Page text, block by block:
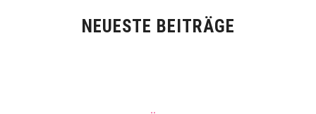
NEUESTE BEITRÄGE